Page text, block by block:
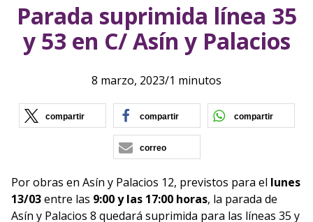
Parada suprimida línea 35
y 53 en C/ Asín y Palacios
8 marzo, 2023/1 minutos
compartir (se abre en nueva ventana)
compartir (se abre en nueva
compartir
correo
Por obras en Asín y Palacios 12, previstos para el lunes
13/03entre las 9:00 y las 17:00 horas, la parada de
Asín y Palacios 8 quedará suprimida para las líneas 35 y